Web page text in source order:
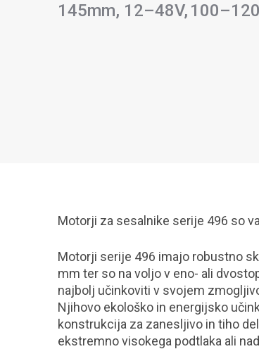
145mm, 12–48V,
Motorji za sesalnike serije 496 so
Motorji serije 496 imajo robustno
mm ter so na voljo v eno- ali
najbolj učinkoviti v svojem
Njihovo ekološko in energijsko
konstrukcija za zanesljivo in tiho
ekstremno visokega podtlaka ali